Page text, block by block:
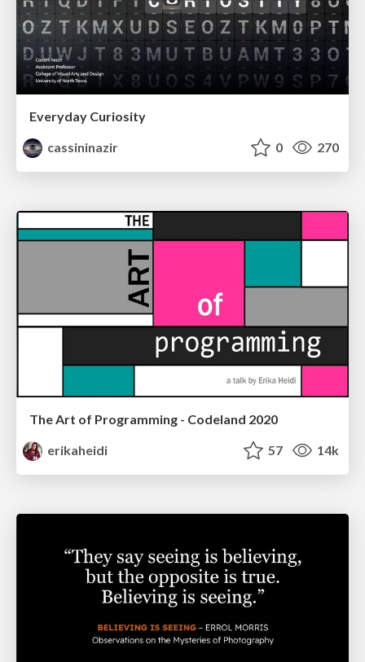
Everyday Curiosity
cassininazir
0 270
The Art of Programming - Codeland 2020
erikaheidi
57 14k